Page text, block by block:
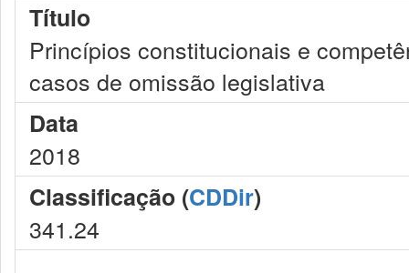
Título
Princípios constitucionais e
casos de omissão legislativa
Data
2018
Classificação (CDDir)
341.24